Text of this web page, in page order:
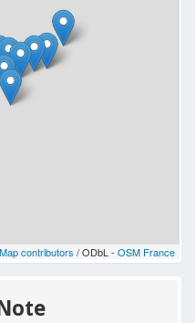
contributors / ODbL - OSM France